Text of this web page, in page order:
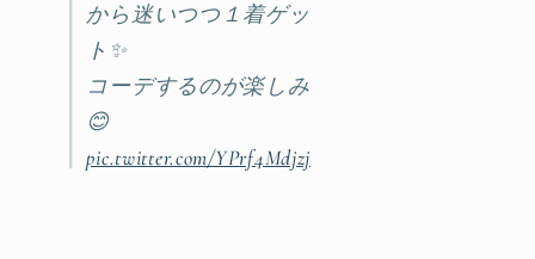
から迷いつつ１着ゲッ
ト✨
コーデするのが楽しみ
😊
pic.twitter.com/YPrf4Mdjzj